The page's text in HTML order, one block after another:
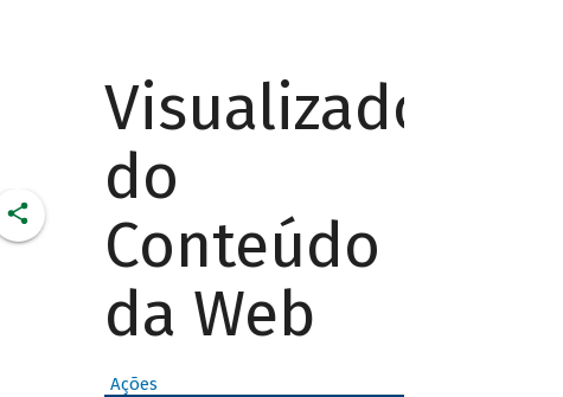
Visualizador
do
Conteúdo
da Web
Ações